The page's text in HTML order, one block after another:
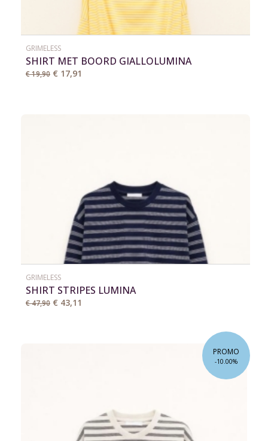
GRIMELESS
SHIRT MET BOORD GIALLOLUMINA
€ 19,90 € 17,91
GRIMELESS
SHIRT STRIPES LUMINA
€ 47,90 € 43,11
PROMO
-10.00%